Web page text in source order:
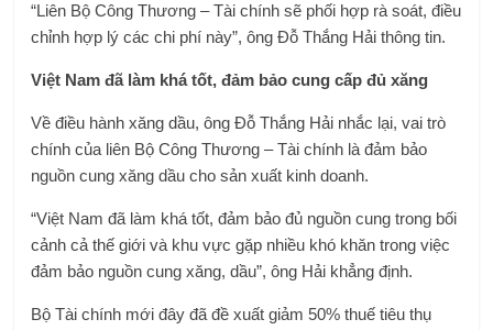
“Liên Bộ Công Thương – Tài chính sẽ phối hợp rà soát, điều
chỉnh hợp lý các chi phí này”, ông Đỗ Thắng Hải thông tin.
Việt Nam đã làm khá tốt, đảm bảo cung cấp đủ xăng
Về điều hành xăng dầu, ông Đỗ Thắng Hải nhắc lại, vai trò
chính của liên Bộ Công Thương – Tài chính là đảm bảo
nguồn cung xăng dầu cho sản xuất kinh doanh.
“Việt Nam đã làm khá tốt, đảm bảo đủ nguồn cung trong bối
cảnh cả thế giới và khu vực gặp nhiều khó khăn trong việc
đảm bảo nguồn cung xăng, dầu”, ông Hải khẳng định.
Bộ Tài chính mới đây đã đề xuất giảm 50% thuế tiêu thụ